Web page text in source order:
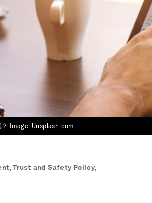
Image: Unsplash.com
Trust and Safety Policy,